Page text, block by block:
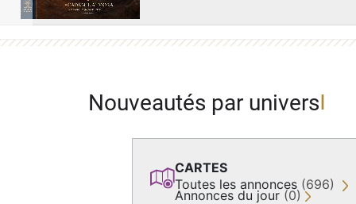
Nouveautés par univers
CARTES
Toutes les annonces (696)
Annonces du jour (0)